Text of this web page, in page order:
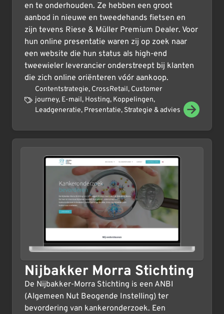
en te onderhouden. Ze hebben een groot
aanbod in nieuwe en tweedehands fietsen en
zijn tevens Riese & Müller Premium Dealer. Voor
hun online presentatie waren zij op zoek naar
een website die hun status als high-end
tweewieler leverancier onderstreept bij klanten
die zich online oriënteren vóór aankoop.
Contentstrategie, CrossRetail, Customer
journey, E-mail, Hosting, Koppelingen,
Leadgeneratie, Presentatie, Strategie & advies
Nijbakker Morra Stichting
De Nijbakker-Morra Stichting is een ANBI
(Algemeen Nut Beogende Instelling) ter
bevordering van kankeronderzoek. Een